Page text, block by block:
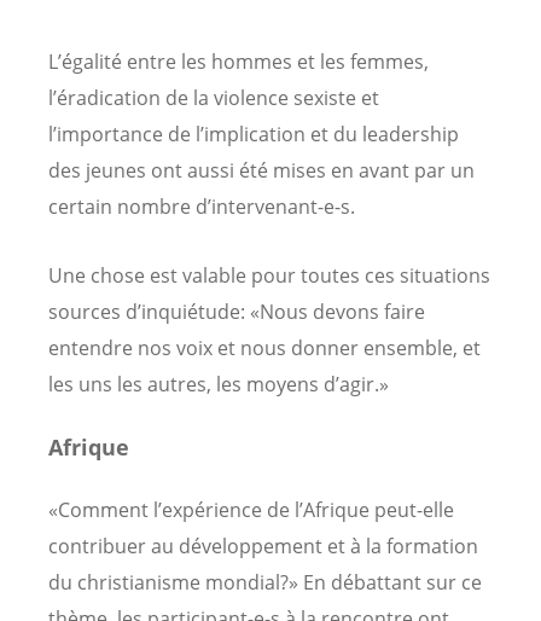
L’égalité entre les hommes et les femmes,
l’éradication de la violence sexiste et
l’importance de l’implication et du leadership
des jeunes ont aussi été mises en avant par un
certain nombre d’intervenant-e-s.
Une chose est valable pour toutes ces situations
sources d’inquiétude: «Nous devons faire
entendre nos voix et nous donner ensemble, et
les uns les autres, les moyens d’agir.»
Afrique
«Comment l’expérience de l’Afrique peut-elle
contribuer au développement et à la formation
du christianisme mondial?» En débattant sur ce